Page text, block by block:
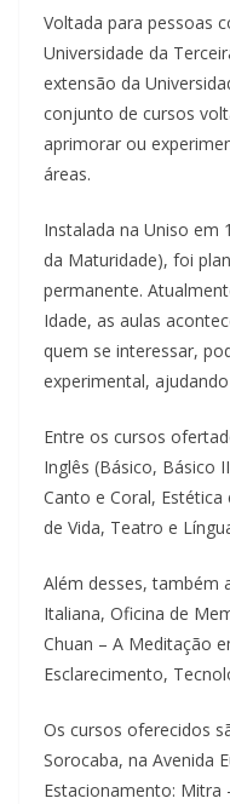
Voltada para pessoas
Universidade da
extensão da
conjunto de cursos
aprimorar ou
áreas.
Instalada na Uniso em
da Maturidade), foi
permanente.
Idade, as aulas
quem se interessar,
experimental,
Entre os cursos
Inglês (Básico, Básico
Canto e Coral,
de Vida, Teatro e
Além desses, também
Italiana, Oficina de
Chuan – A Meditação
Esclarecimento,
Os cursos oferecidos
Sorocaba, na Avenida
Estacionamento: Mitra